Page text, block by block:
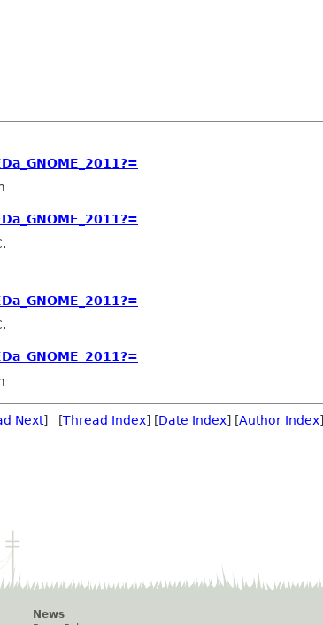
Next] [Thread Index] [Date Index] [Author Index]
News